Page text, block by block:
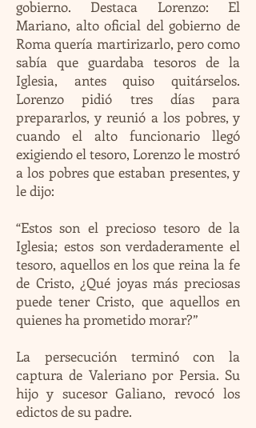
gobierno. Destaca Lorenzo: El
Mariano, alto oficial del gobierno de
Roma quería martirizarlo, pero como
sabía que guardaba tesoros de la
Iglesia, antes quiso quitárselos.
Lorenzo pidió tres días para
prepararlos, y reunió a los pobres, y
cuando el alto funcionario llegó
exigiendo el tesoro, Lorenzo le mostró
a los pobres que estaban presentes, y
le dijo:
“Estos son el precioso tesoro de la
Iglesia; estos son verdaderamente el
tesoro, aquellos en los que reina la fe
de Cristo, ¿Qué joyas más preciosas
puede tener Cristo, que aquellos en
quienes ha prometido morar?”
La persecución terminó con la
captura de Valeriano por Persia. Su
hijo y sucesor Galiano, revocó los
edictos de su padre.